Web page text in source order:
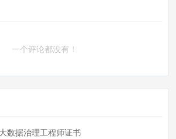
一个评论都没有！
数据治理工程师证书